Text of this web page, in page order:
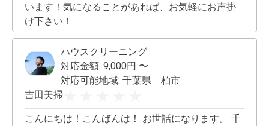
います！気になることがあれば、お気軽にお声掛
け下さい！
ハウスクリーニング
対応金額: 9,000円 〜
対応可能地域: 千葉県 柏市
吉田美掃
こんにちは！こんばんは！ お世話になります。 千